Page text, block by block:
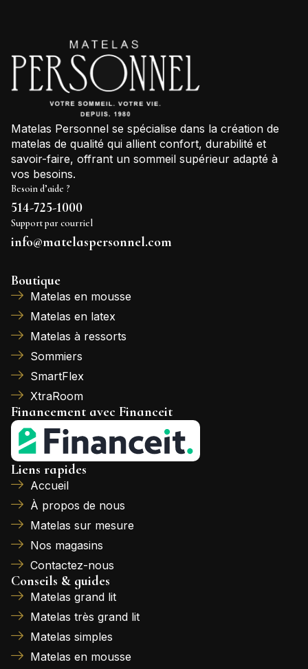
Matelas Personnel se spécialise dans la création de
matelas de qualité qui allient confort, durabilité et
savoir-faire, offrant un sommeil supérieur adapté à
vos besoins.
Besoin d’aide ?
514-725-1000
Support par courriel
info@matelaspersonnel.com
Boutique
Matelas en mousse
Matelas en latex
Matelas à ressorts
Sommiers
SmartFlex
XtraRoom
Financement avec Financeit
Liens rapides
Accueil
À propos de nous
Matelas sur mesure
Nos magasins
Contactez-nous
Conseils & guides
Matelas grand lit
Matelas très grand lit
Matelas simples
Matelas en mousse